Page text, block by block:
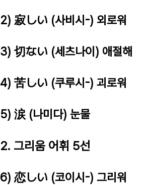
2) 寂しい (사비시-) 외로워
3) 切ない (세츠나이) 애절해
4) 苦しい (쿠루시-) 괴로워
5) 涙 (나미다) 눈물
2. 그리움 어휘 5선
6) 恋しい (코이시-) 그리워